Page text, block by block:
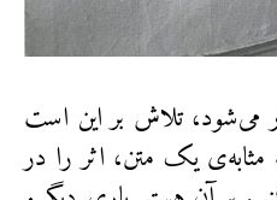
می‌شود، تلاش بر این است
که در هر گفتگو، با به میان کشیدن یک اثر و بازاندیشی به آن به مثابه‎‌ی یک متن، اثر را در